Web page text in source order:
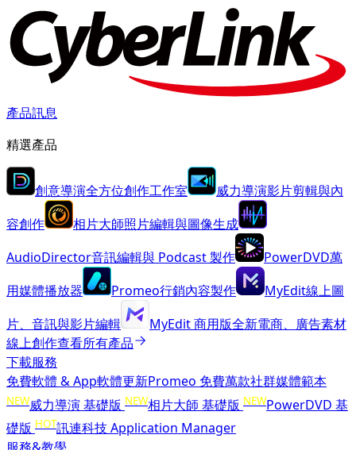
產品訊息
精選產品
創意導演全方位創作工作室 威力導演影片剪輯與內
容創作
相片大師照片編輯與圖像生成
AudioDirector音訊編輯與 Podcast 製作 PowerDVD萬
用媒體播放器
Promeo行銷內容製作 MyEdit線上圖
片、音訊與影片編輯
MyEdit 商用版全新電商、廣告素材
線上創作查看所有產品
下載服務
免費軟體 & App軟體更新Promeo 免費萬款社群媒體範本
NEW威力導演 基礎版 NEW相片大師 基礎版 NEWPowerDVD 基
礎版 HOT訊連科技 Application Manager